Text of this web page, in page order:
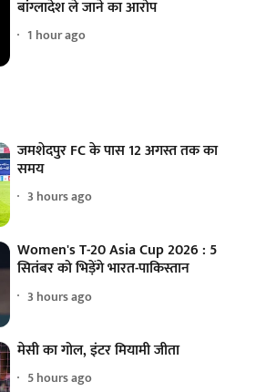
बांग्लादेश ले जाने का आरोप
1 hour ago
जमशेदपुर FC के पास 12 अगस्त तक का
समय
3 hours ago
Women's T-20 Asia Cup 2026 : 5
सितंबर को भिड़ेंगे भारत-पाकिस्तान
3 hours ago
मेसी का गोल, इंटर मियामी जीता
5 hours ago